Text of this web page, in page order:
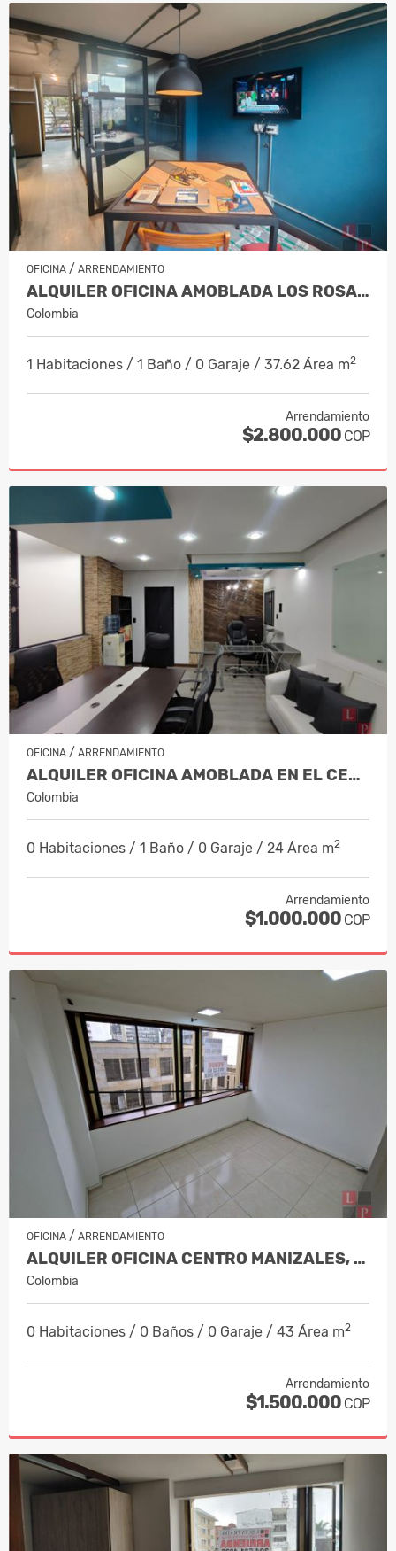
OFICINA / ARRENDAMIENTO
ALQUILER OFICINA AMOBLADA LOS ROSALES, MANIZALES, COD 10003592
Colombia
1 Habitaciones / 1 Baño / 0 Garaje / 37.62 Área m2
Arrendamiento
$2.800.000 COP
OFICINA / ARRENDAMIENTO
ALQUILER OFICINA AMOBLADA EN EL CENTRO, MANIZALES COD. 9985616
Colombia
0 Habitaciones / 1 Baño / 0 Garaje / 24 Área m2
Arrendamiento
$1.000.000 COP
OFICINA / ARRENDAMIENTO
ALQUILER OFICINA CENTRO MANIZALES, COD 9853556
Colombia
0 Habitaciones / 0 Baños / 0 Garaje / 43 Área m2
Arrendamiento
$1.500.000 COP